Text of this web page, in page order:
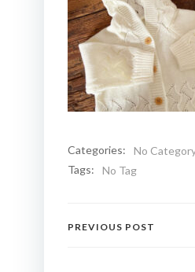
Categories:
No
Tags:
No Tag
PREVIOUS POST